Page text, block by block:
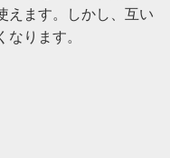
えます。しかし、互い
ります。